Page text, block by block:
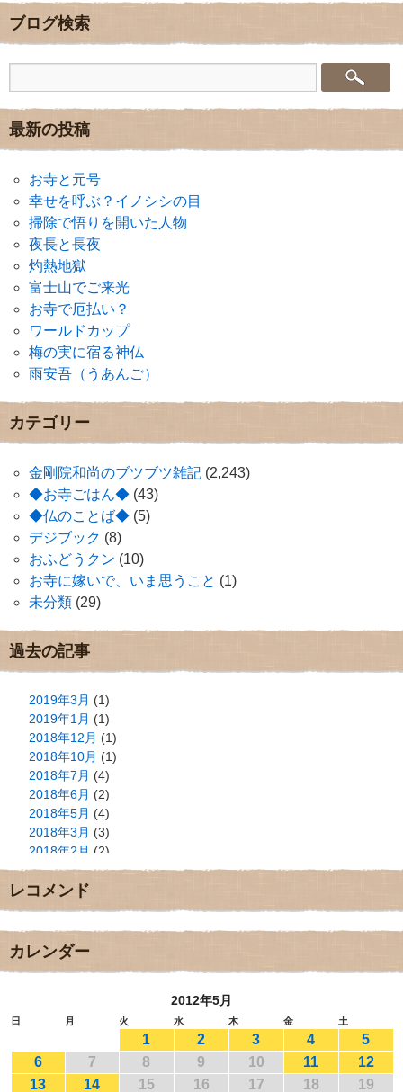
ブログ検索
最新の投稿
お寺と元号
幸せを呼ぶ？イノシシの目
掃除で悟りを開いた人物
夜長と長夜
灼熱地獄
富士山でご来光
お寺で厄払い？
ワールドカップ
梅の実に宿る神仏
雨安吾（うあんご）
カテゴリー
金剛院和尚のブツブツ雑記 (2,243)
◆お寺ごはん◆ (43)
◆仏のことば◆ (5)
デジブック (8)
おふどうクン (10)
お寺に嫁いで、いま思うこと (1)
未分類 (29)
過去の記事
2019年3月 (1)
2019年1月 (1)
2018年12月 (1)
2018年10月 (1)
2018年7月 (4)
2018年6月 (2)
2018年5月 (4)
2018年3月 (3)
2018年2月 (2)
2018年1月(2)
2017年12月
2017年11月(3)
2017年9月
2017年8月
2017年5月
2017年3月(1)
2017年2月(1)
レコメンド
カレンダー
2012年5月
日 月 火 水 木 金 土
1 2 3 4
5
6
7 8 9 10 11
12
13
14 15 16 17 18 19